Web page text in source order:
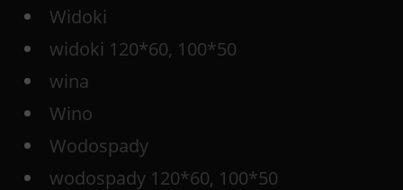
Widoki
widoki 120*60, 100*50
wina
Wino
Wodospady
wodospady 120*60, 100*50